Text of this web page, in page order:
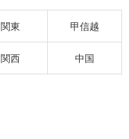
関東 甲信越
関西 中国